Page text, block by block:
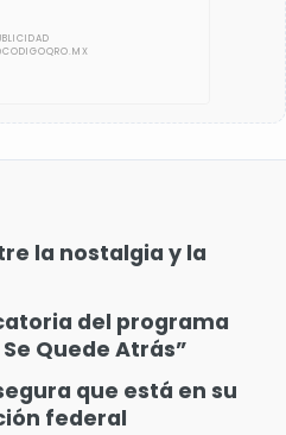
la nostalgia y la
del programa
Quede Atrás”
que está en su
federal